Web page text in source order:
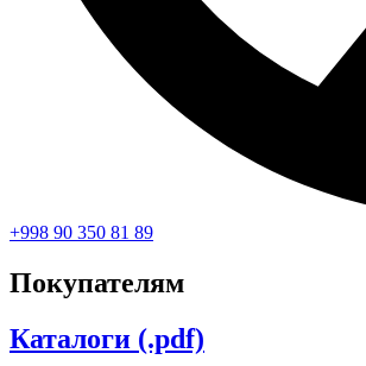
+998 90 350 81 89
Покупателям
Каталоги (.pdf)